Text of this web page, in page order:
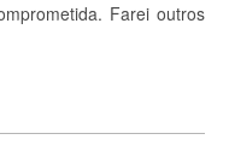
Farei outros